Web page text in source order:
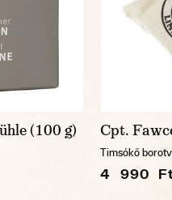
(100 g) Cpt.
Timsókő
4 990